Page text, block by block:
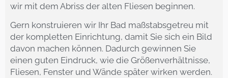
wir mit dem Abriss der alten Fliesen beginnen.
Gern konstruieren wir Ihr Bad maßstabsgetreu mit
der kompletten Einrichtung, damit Sie sich ein Bild
davon machen können. Dadurch gewinnen Sie
einen guten Eindruck, wie die Größenverhältnisse,
Fliesen, Fenster und Wände später wirken werden.